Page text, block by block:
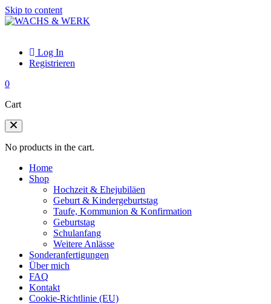
Skip to content
Log In
Registrieren
0
Cart
No products in the cart.
Home
Shop
Hochzeit & Ehejubiläen
Geburt & Kindergeburtstag
Taufe, Kommunion & Konfirmation
Geburtstag
Schulanfang
Weitere Anlässe
Sonderanfertigungen
Über mich
FAQ
Kontakt
Cookie-Richtlinie (EU)